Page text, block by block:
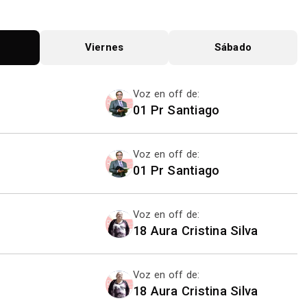
Viernes Sábado
Voz en off de:
01 Pr Santiago
Voz en off de:
01 Pr Santiago
Voz en off de:
18 Aura Cristina Silva
Voz en off de:
18 Aura Cristina Silva